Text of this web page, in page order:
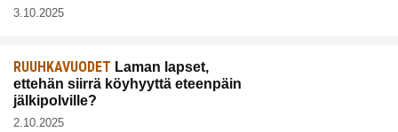
3.10.2025
RUUHKAVUODET Laman lapset,
ettehän siirrä köyhyyttä eteenpäin
jälkipolville?
2.10.2025